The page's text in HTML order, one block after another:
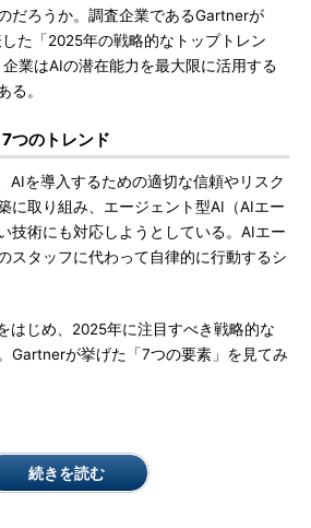
だろうか。調査企業であるGartnerが
た「2025年の戦略的なトップトレン
企業はAIの潜在能力を最大限に活用する
る。
つのトレンド
を導入するための適切な信頼やリスク
に取り組み、エージェント型AI（AIエー
技術にも対応しようとしている。AIエー
スタッフに代わって自律的に行動するシ
はじめ、2025年に注目すべき戦略的な
Gartnerが挙げた「7つの要素」を見てみ
続きを読む